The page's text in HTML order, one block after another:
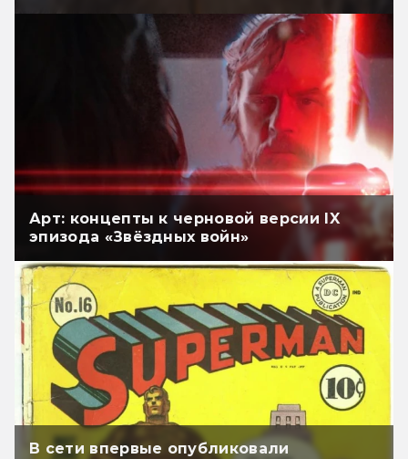
Арт: концепты к черновой версии IX
эпизода «Звёздных войн»
В сети впервые опубликовали